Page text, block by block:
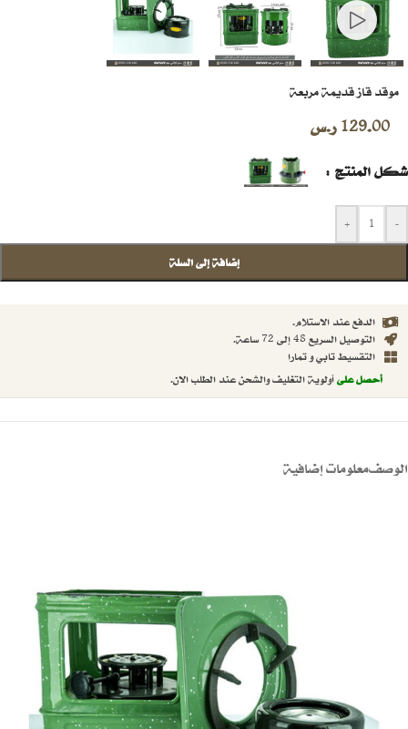
موقد قاز قديمة مربعة
129.00 ر.س
شكل المنتج
-
+
إضافة إلى السلة
الدفع عند الاستلام.
التوصيل السريع 48 إلى 72 ساعة.
التقسيط تابي و تمارا
أحصل علىأولوية التغليف والشحن عند الطلب الان.
الوصفمعلومات إضافية